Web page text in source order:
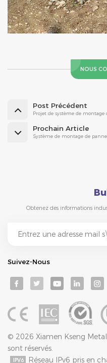
NOUS
Post Précédent
Projet de système de montage
Prochain Article
Système de montage de
Obtenez des informations
Suivez-Nous
© 2026 Xiamen Kseng
sont réservés.
Réseau IPv6 pris en